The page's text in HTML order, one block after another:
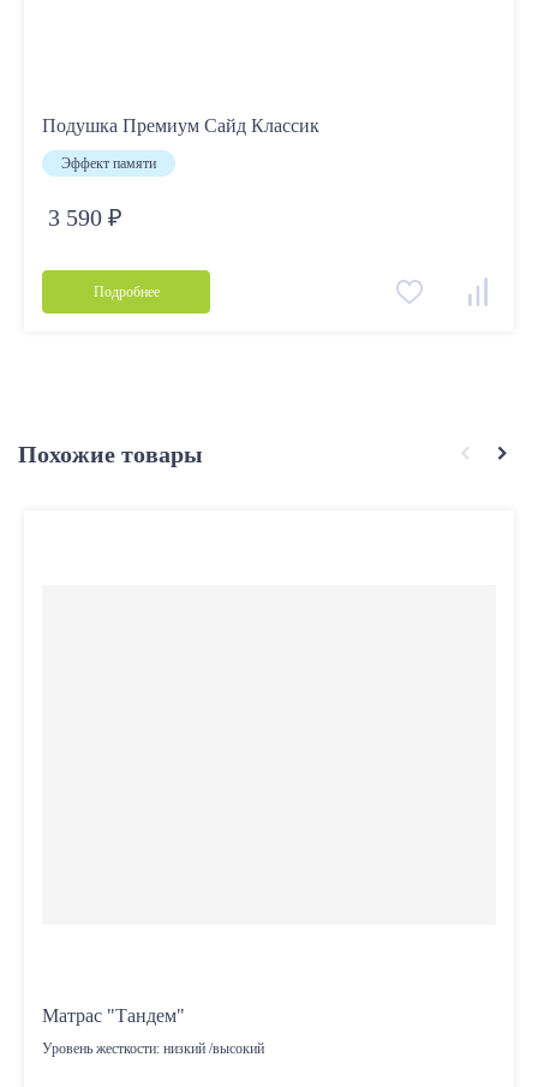
Подушка Премиум Сайд Классик
Эффект памяти
3 590 ₽
Подробнее
Похожие товары
Матрас "Тандем"
Уровень жесткости: низкий /высокий